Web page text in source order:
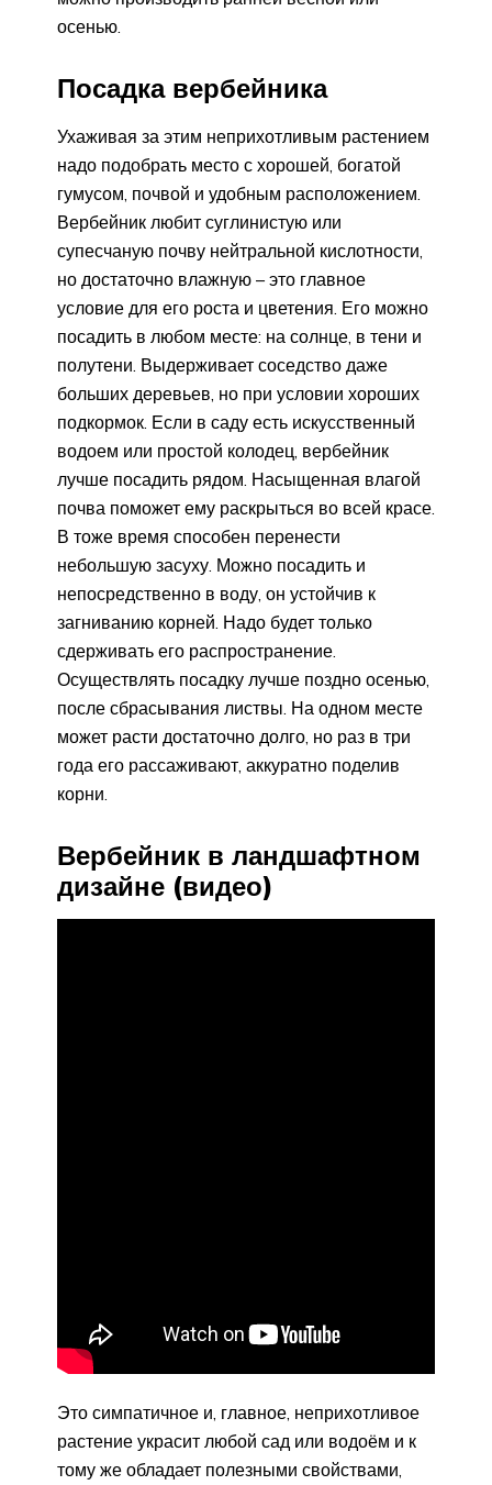
осенью.
Посадка вербейника
Ухаживая за этим неприхотливым растением
надо подобрать место с хорошей, богатой
гумусом, почвой и удобным расположением.
Вербейник любит суглинистую или
супесчаную почву нейтральной кислотности,
но достаточно влажную – это главное
условие для его роста и цветения. Его можно
посадить в любом месте: на солнце, в тени и
полутени. Выдерживает соседство даже
больших деревьев, но при условии хороших
подкормок. Если в саду есть искусственный
водоем или простой колодец, вербейник
лучше посадить рядом. Насыщенная влагой
почва поможет ему раскрыться во всей красе.
В тоже время способен перенести
небольшую засуху. Можно посадить и
непосредственно в воду, он устойчив к
загниванию корней. Надо будет только
сдерживать его распространение.
Осуществлять посадку лучше поздно осенью,
после сбрасывания листвы. На одном месте
может расти достаточно долго, но раз в три
года его рассаживают, аккуратно поделив
корни.
Вербейник в ландшафтном
дизайне (видео)
Это симпатичное и, главное, неприхотливое
растение украсит любой сад или водоём и к
тому же обладает полезными свойствами,